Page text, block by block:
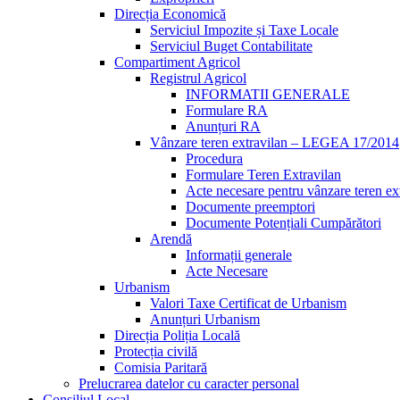
Direcția Economică
Serviciul Impozite și Taxe Locale
Serviciul Buget Contabilitate
Compartiment Agricol
Registrul Agricol
INFORMATII GENERALE
Formulare RA
Anunțuri RA
Vânzare teren extravilan – LEGEA 17/2014
Procedura
Formulare Teren Extravilan
Acte necesare pentru vânzare teren
Documente preemptori
Documente Potențiali Cumpărători
Arendă
Informații generale
Acte Necesare
Urbanism
Valori Taxe Certificat de Urbanism
Anunțuri Urbanism
Direcția Poliția Locală
Protecția civilă
Comisia Paritară
Prelucrarea datelor cu caracter personal